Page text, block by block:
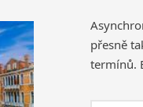
přesně